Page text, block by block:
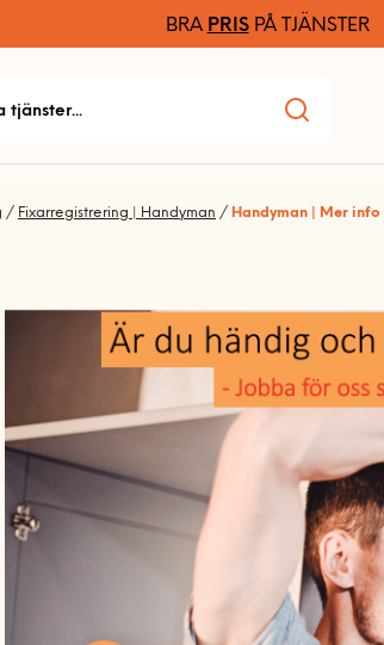
BRA PRISPÅ TJÄNSTER
/ Fixarregistrering | Handyman / Handyman | Mer info